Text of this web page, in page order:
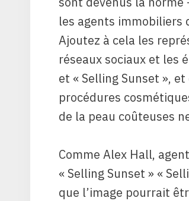
les agents immobiliers
Ajoutez à cela les
réseaux sociaux et les
et « Selling Sunset »,
procédures
de la peau coûteuses
Comme Alex Hall,
« Selling Sunset » «
que l’image pourrait